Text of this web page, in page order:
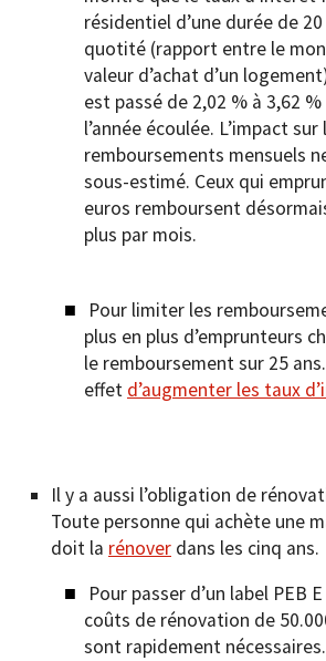
résidentiel d’une durée de
quotité (rapport entre le
valeur d’achat d’un
est passé de 2,02 % à 3,62
l’année écoulée. L’impact sur
remboursements mensuels
sous-estimé. Ceux qui
euros remboursent
plus par mois.
Pour limiter les
plus en plus d’emprunteurs
le remboursement sur 25
effet d’augmenter les taux
Il y a aussi l’obligation de
Toute personne qui achète une
doit la rénover dans les cinq ans.
Pour passer d’un label PEB
coûts de rénovation de
sont rapidement nécessaires.